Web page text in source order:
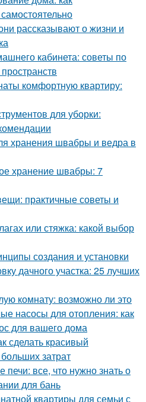
рассказывают о жизни и
кабинета: советы по
комфортную квартиру:
для уборки:
хранения швабры и ведра в
хранение швабры: 7
практичные советы и
или стяжка: какой выбор
создания и установки
дачного участка: 25 лучших
комнату: возможно ли это
насосы для отопления: как
для вашего дома
сделать красивый
затрат
печи: все, что нужно знать о
для бань
квартиры для семьи с